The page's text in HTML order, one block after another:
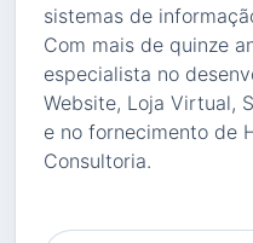
sistemas de
Com mais de quinze
especialista no
Website, Loja Virtual,
e no fornecimento de
Consultoria.